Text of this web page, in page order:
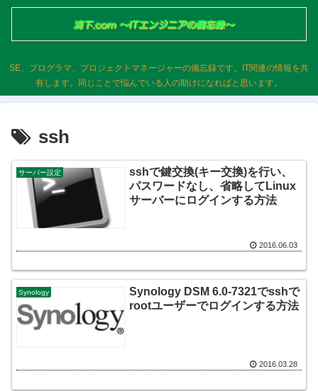
SE、プログラマ、プロジェクトマネージャーの備忘録です。IT関連の情報を共
有します。同じことで悩んでいる人の助けになればと思います。
ssh
サーバー設定
sshで鍵交換(キー交換)を行い、
パスワードなし、省略してLinux
サーバーにログインする方法
2016.06.03
Synology
Synology DSM 6.0-7321でsshで
rootユーザーでログインする方法
2016.03.28